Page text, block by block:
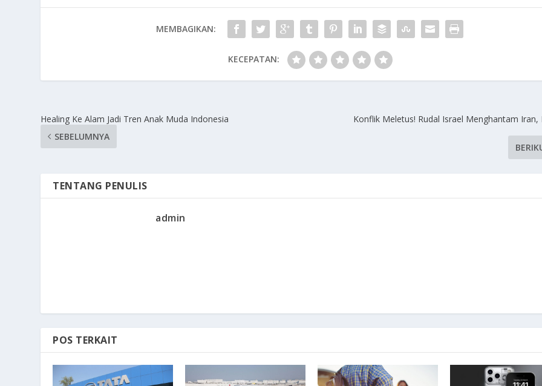
MEMBAGIKAN:
KECEPATAN:
Healing Ke Alam Jadi Tren Anak Muda Indonesia
SEBELUMNYA
Konflik Meletus! Rudal Israel Menghantam Iran,
TENTANG PENULIS
admin
POS TERKAIT